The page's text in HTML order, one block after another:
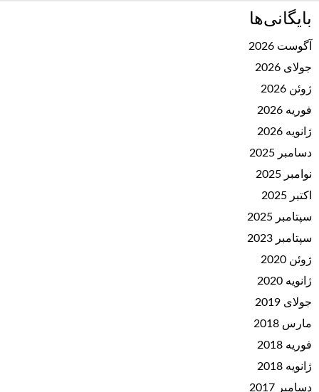
بایگانی‌ها
آگوست 2026
جولای 2026
ژوئن 2026
فوریه 2026
ژانویه 2026
دسامبر 2025
نوامبر 2025
اکتبر 2025
سپتامبر 2025
سپتامبر 2023
ژوئن 2020
ژانویه 2020
جولای 2019
مارس 2018
فوریه 2018
ژانویه 2018
دسامبر 2017